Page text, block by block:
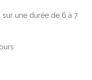
une durée de 6 à 7